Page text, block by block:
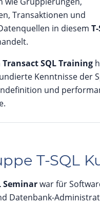
Transaktionen und
in diesem
Transact SQL Training
Kenntnisse der
und
T-SQL
Seminarwar für
Datenbank-